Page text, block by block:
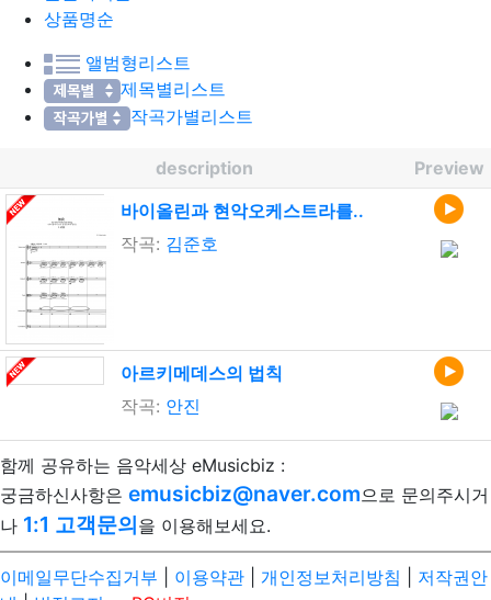
상품명순
앨범형리스트
제목별리스트
작곡가별리스트
description
Preview
바이올린과 현악오케스트라를..
작곡: 김준호
아르키메데스의 법칙
작곡: 안진
함께 공유하는 음악세상 eMusicbiz :
궁금하신사항은 emusicbiz@naver.com으로 문의주시거
나 1:1 고객문의을 이용해보세요.
이메일무단수집거부 이용약관 개인정보처리방침
저작권안